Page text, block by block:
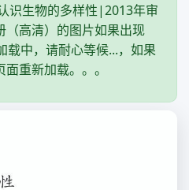
识生物的多样性|2013年审
（高清）的图片如果出现
载中，请耐心等候...，如果
重新加载。。。